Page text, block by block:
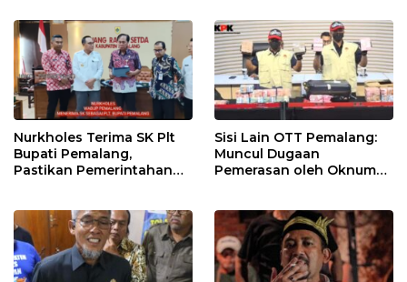
Nurkholes Terima SK Plt
Bupati Pemalang,
Pastikan Pemerintahan
Sisi Lain OTT Pemalang:
Muncul Dugaan
Pemerasan oleh Oknum